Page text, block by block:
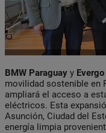
BMW Paraguay y Evergo
movilidad sostenible en
ampliará el acceso a
eléctricos. Esta
Asunción, Ciudad del
energía limpia